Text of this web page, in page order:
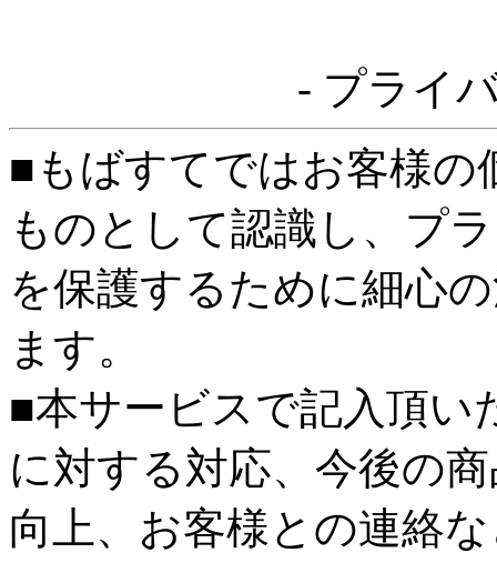
- プライ
■もばすてではお客様の
ものとして認識し、プ
を保護するために細心
ます。
■本サービスで記入頂い
に対する対応、今後の
向上、お客様との連絡